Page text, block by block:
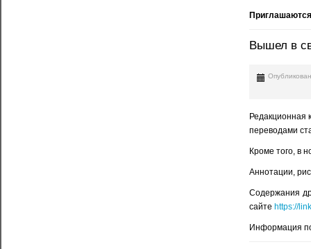
Вышел в
Редакционная
переводами
Кроме того, в
Аннотации,
Содержания
сайте https://
Информация